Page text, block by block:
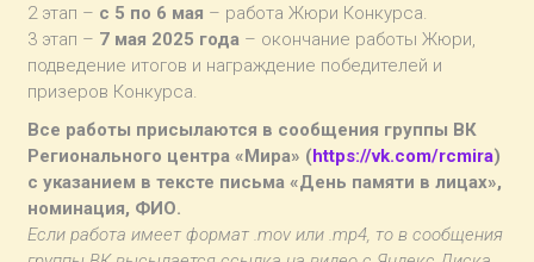
2 этап – с 5 по 6 мая – работа Жюри Конкурса.
3 этап – 7 мая 2025 года – окончание работы Жюри,
подведение итогов и награждение победителей и
призеров Конкурса.
Все работы присылаются в сообщения группы ВК
Регионального центра «Мира» (https://vk.com/rcmira)
с указанием в тексте письма «День памяти в лицах»,
номинация, ФИО.
Если работа имеет формат .mov или .mp4, то в сообщения